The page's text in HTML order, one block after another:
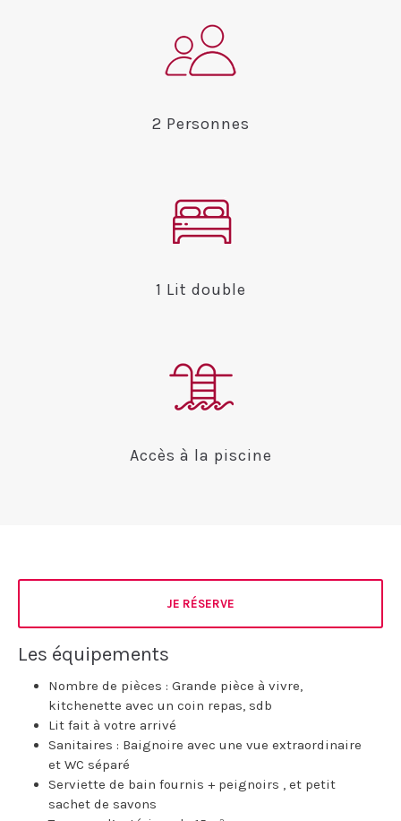
2 Personnes
1 Lit double
Accès à la piscine
JE RÉSERVE
Les équipements
Nombre de pièces : Grande pièce à vivre,
kitchenette avec un coin repas, sdb
Lit fait à votre arrivé
Sanitaires : Baignoire avec une vue extraordinaire
et WC séparé
Serviette de bain fournis + peignoirs , et petit
sachet de savons